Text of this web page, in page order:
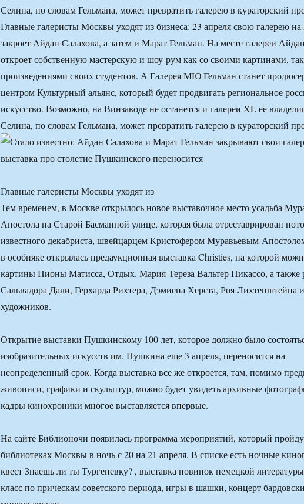
Селина, по словам Гельмана, может превратить галерею в кураторский
Главные галеристы Москвы уходят из бизнеса: 23 апреля свою галерею
закроет Айдан Салахова, а затем и Марат Гельман. На месте галереи
откроет собственную мастерскую и шоу-рум как со своими картинами,
произведениями своих студентов. А Галерея МЮ Гельман станет
центром Культурный альянс, который будет продвигать региональное
искусство. Возможно, на Винзаводе не останется и галереи XL ее
Селина, по словам Гельмана, может превратить галерею в кураторский
Главные галеристы Москвы уходят из
Тем временем, в Москве открылось новое выставочное место усадьба
Апостола на Старой Басманной улице, которая была отреставрирован
известного декабриста, швейцарцем Кристофером Муравьевым-
в особняке открылась предаукционная выставка Christies, на которой
картины Пионы Матисса, Отдых. Мария-Тереза Вальтер Пикассо, а также
Сальвадора Дали, Герхарда Рихтера, Дэмиена Херста, Роя Лихтенштейна
художников.
Открытие выставки Пушкинскому 100 лет, которое должно было
изобразительных искусств им. Пушкина еще 3 апреля, переносится на
неопределенный срок. Когда выставка все же откроется, там, помимо
живописи, графики и скульптур, можно будет увидеть архивные
кадры кинохроники многое выставляется впервые.
На сайте Библионочи появилась программа мероприятий, который
библиотеках Москвы в ночь с 20 на 21 апреля. В списке есть ночные
квест Знаешь ли ты Тургеневку? , выставка новинок немецкой
класс по прическам советского периода, игры в шашки, концерт